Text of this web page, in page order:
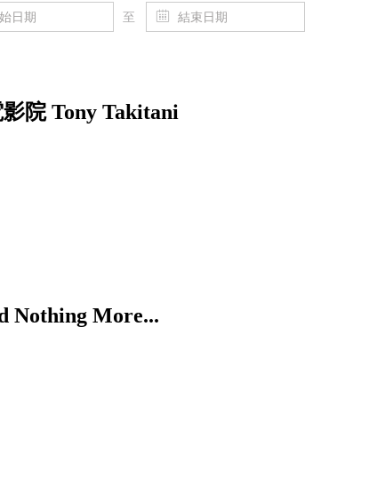
至
院 Tony Takitani
Nothing More...